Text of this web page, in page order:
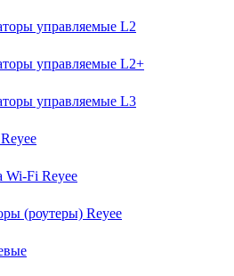
управляемые L2
управляемые L2+
управляемые L3
Wi-Fi Reyee
(роутеры) Reyee